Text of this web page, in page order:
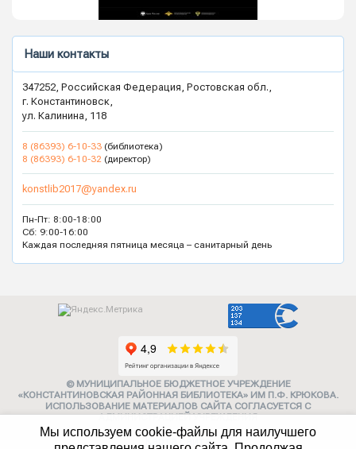
Наши контакты
347252, Российская Федерация, Ростовская обл.,
г. Константиновск,
ул. Калинина, 118
8 (86393) 6-10-33 (библиотека)
8 (86393) 6-10-32 (директор)
konstlib2017@yandex.ru
Пн-Пт: 8:00-18:00
Сб: 9:00-16:00
Каждая последняя пятница месяца – санитарный день
Мы используем cookie-файлы для наилучшего
© МУНИЦИПАЛЬНОЕ БЮДЖЕТНОЕ УЧРЕЖДЕНИЕ
«КОНСТАНТИНОВСКАЯ РАЙОННАЯ БИБЛИОТЕКА» ИМ П.Ф. КРЮКОВА.
ИСПОЛЬЗОВАНИЕ МАТЕРИАЛОВ САЙТА СОГЛАСУЕТСЯ С
АДМИНИСТРАЦИЕЙ УЧРЕЖДЕНИЯ
Карта сайта